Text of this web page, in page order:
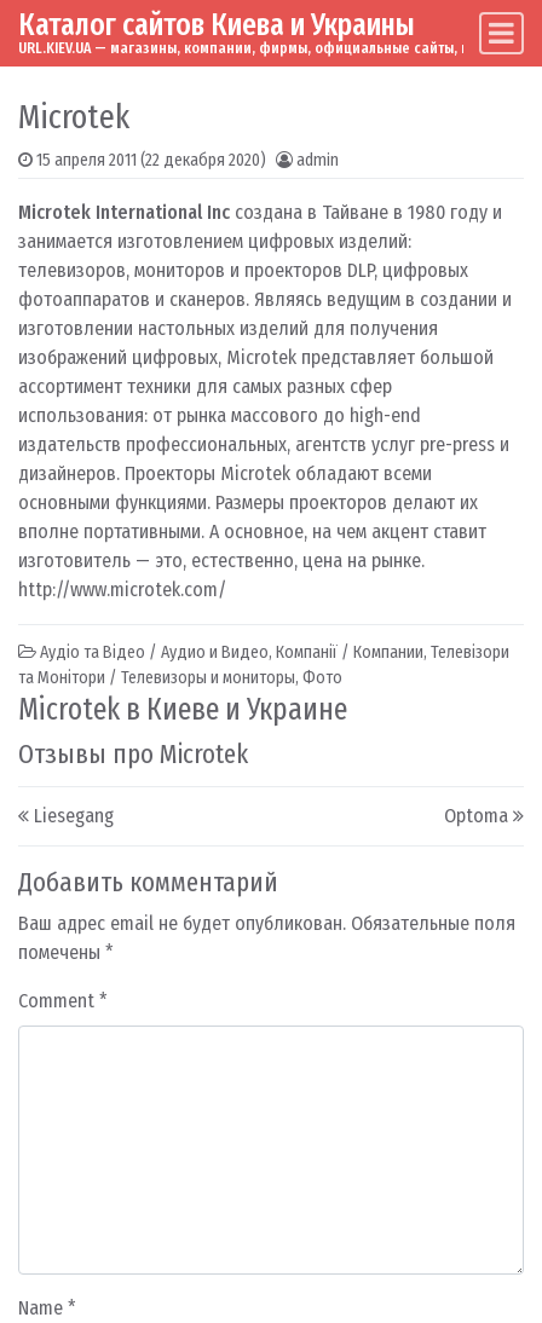
Skip to content
Main Navigation
Каталог сайтов Киева и Украины
URL.KIEV.UA — магазины, компании, фирмы, официальные сайты, мировые
Microtek
15 апреля 2011 (22 декабря 2020) admin
Microtek International Inc создана в Тайване в 1980 году и
занимается изготовлением цифровых изделий:
телевизоров, мониторов и проекторов DLP, цифровых
фотоаппаратов и сканеров. Являясь ведущим в создании и
изготовлении настольных изделий для получения
изображений цифровых, Microtek представляет большой
ассортимент техники для самых разных сфер
использования: от рынка массового до high-end
издательств профессиональных, агентств услуг pre-press и
дизайнеров. Проекторы Microtek обладают всеми
основными функциями. Размеры проекторов делают их
вполне портативными. А основное, на чем акцент ставит
изготовитель — это, естественно, цена на рынке.
http://www.microtek.com/
Аудіо та Відео / Аудио и Видео, Компанії / Компании, Телевізори
та Монітори / Телевизоры и мониторы, Фото
Microtek в Киеве и Украине
Отзывы про Microtek
Post navigation
Liesegang Optoma
Добавить комментарий
Ваш адрес email не будет опубликован. Обязательные поля
помечены *
Comment *
Name *